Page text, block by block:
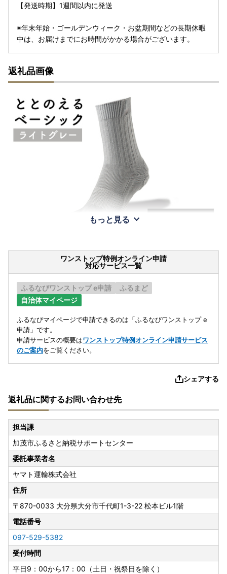
【発送時期】1週間以内に発送
※年末年始・ゴールデンウィーク・お盆期間などの長期休暇
中は、お届けまでにお時間がかかる場合がございます。
返礼品画像
もっと見る
ワンストップ特例オンライン申請
対応サービス一覧
ふるなびワンストップ e申請
ふるまど
自治体マイページ
ふるなびマイページで申請できるのは「ふるなびワンストップ e
申請」です。
申請サービスの概要はワンストップ特例オンライン申請サービス
のご案内をご覧ください。
シェアする
返礼品に関するお問い合わせ先
担当課
加茂市ふるさと納税サポートセンター
委託事業者名
ヤマト運輸株式会社
住所
〒870-0033 大分県大分市千代町1-3-22 松本ビル1階
電話番号
097-529-5382
受付時間
平日9：00から17：00（土日・祝祭日を除く）